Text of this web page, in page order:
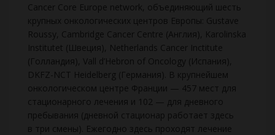
Cancer Core Europe network, объединяющий шесть
крупных онкологических центров Европы: Gustave
Roussy, Cambridge Cancer Centre (Англия), Karolinska
Institutet (Швеция), Netherlands Cancer Inctitute
(Голландия), Vall d’Hebron of Oncology (Испания),
DKFZ-NCT Heidelberg (Германия). В крупнейшем
онкологическом центре Франции — 457 мест для
стационарного лечения и 102 — для дневного
пребывания (дневной стационар работает здесь
в три смены). Ежегодно здесь проходят лечение